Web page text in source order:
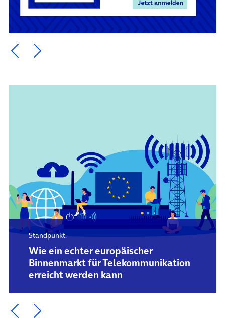
Ein Element zurück blättern
Ein Element weiter blättern
Standpunkt:
Wie ein echter europäischer
Binnenmarkt für Telekommunikation
erreicht werden kann
Ein Element zurück blättern
Ein Element weiter blättern